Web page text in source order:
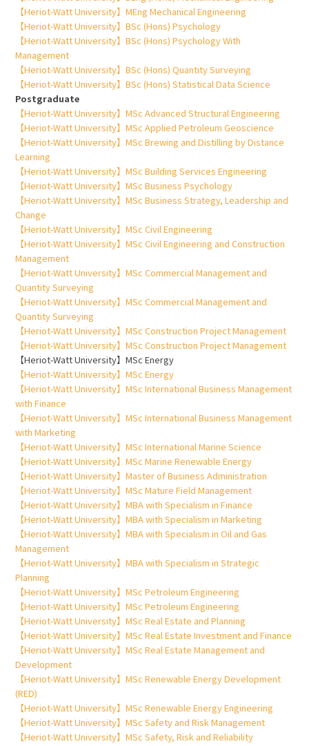
【Heriot-Watt University】MEng Mechanical Engineering
【Heriot-Watt University】BSc (Hons) Psychology
【Heriot-Watt University】BSc (Hons) Psychology With
Management
【Heriot-Watt University】BSc (Hons) Quantity Surveying
【Heriot-Watt University】BSc (Hons) Statistical Data Science
Postgraduate
【Heriot-Watt University】MSc Advanced Structural Engineering
【Heriot-Watt University】MSc Applied Petroleum Geoscience
【Heriot-Watt University】MSc Brewing and Distilling by Distance
Learning
【Heriot-Watt University】MSc Building Services Engineering
【Heriot-Watt University】MSc Business Psychology
【Heriot-Watt University】MSc Business Strategy, Leadership and
Change
【Heriot-Watt University】MSc Civil Engineering
【Heriot-Watt University】MSc Civil Engineering and Construction
Management
【Heriot-Watt University】MSc Commercial Management and
Quantity Surveying
【Heriot-Watt University】MSc Commercial Management and
Quantity Surveying
【Heriot-Watt University】MSc Construction Project Management
【Heriot-Watt University】MSc Construction Project Management
【Heriot-Watt University】MSc Energy
【Heriot-Watt University】MSc Energy
【Heriot-Watt University】MSc International Business Management
with Finance
【Heriot-Watt University】MSc International Business Management
with Marketing
【Heriot-Watt University】MSc International Marine Science
【Heriot-Watt University】MSc Marine Renewable Energy
【Heriot-Watt University】Master of Business Administration
【Heriot-Watt University】MSc Mature Field Management
【Heriot-Watt University】MBA with Specialism in Finance
【Heriot-Watt University】MBA with Specialism in Marketing
【Heriot-Watt University】MBA with Specialism in Oil and Gas
Management
【Heriot-Watt University】MBA with Specialism in Strategic
Planning
【Heriot-Watt University】MSc Petroleum Engineering
【Heriot-Watt University】MSc Petroleum Engineering
【Heriot-Watt University】MSc Real Estate and Planning
【Heriot-Watt University】MSc Real Estate Investment and Finance
【Heriot-Watt University】MSc Real Estate Management and
Development
【Heriot-Watt University】MSc Renewable Energy Development
(RED)
【Heriot-Watt University】MSc Renewable Energy Engineering
【Heriot-Watt University】MSc Safety and Risk Management
【Heriot-Watt University】MSc Safety, Risk and Reliability